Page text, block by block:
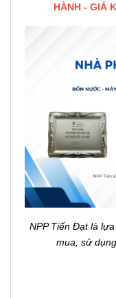
HÀNH - GIÁ
NPP Tiến Đạt là
mua, sử